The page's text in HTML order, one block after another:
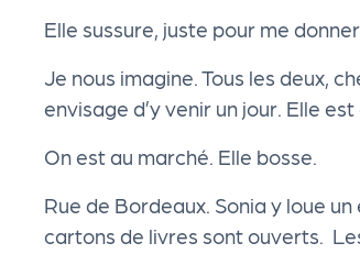
Elle sussure, juste pour me
Je nous imagine. Tous les deux,
envisage d’y venir un jour. Elle est
On est au marché. Elle bosse.
Rue de Bordeaux. Sonia y loue
cartons de livres sont ouverts.
le
cti
on
s